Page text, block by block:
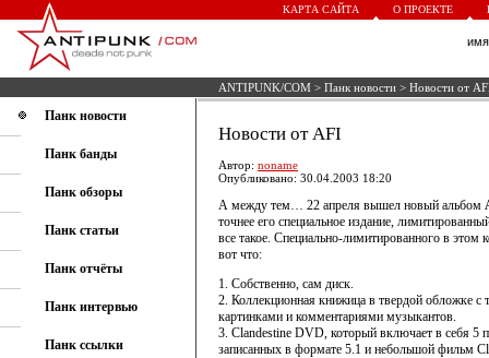
КАРТА САЙТА О ПРОЕКТЕ
ANTIPUNK/COM > Панк новости > Новости от
Панк новости
Панк банды
Панк обзоры
Панк статьи
Панк отчёты
Панк интервью
Панк ссылки
Новости от AFI
Автор: noname
Опубликовано: 30.04.2003 18:20
А между тем… 22 апреля вышел новый альбом
точнее его специальное издание,
все такое. Специально-лимитированного в этом
вот что:
1. Собственно, сам диск.
2. Коллекционная книжица в твердой обложке с
картинками и комментариями музыкантов.
3. Clandestine DVD, который включает в себя 5
записанных в формате 5.1 и небольшой фильм